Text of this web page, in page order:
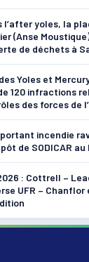
l’after yoles, la
(Anse
de déchets à
Yoles et
120 infractions
des forces de
incendie
de SODICAR
: Cottrell –
UFR –